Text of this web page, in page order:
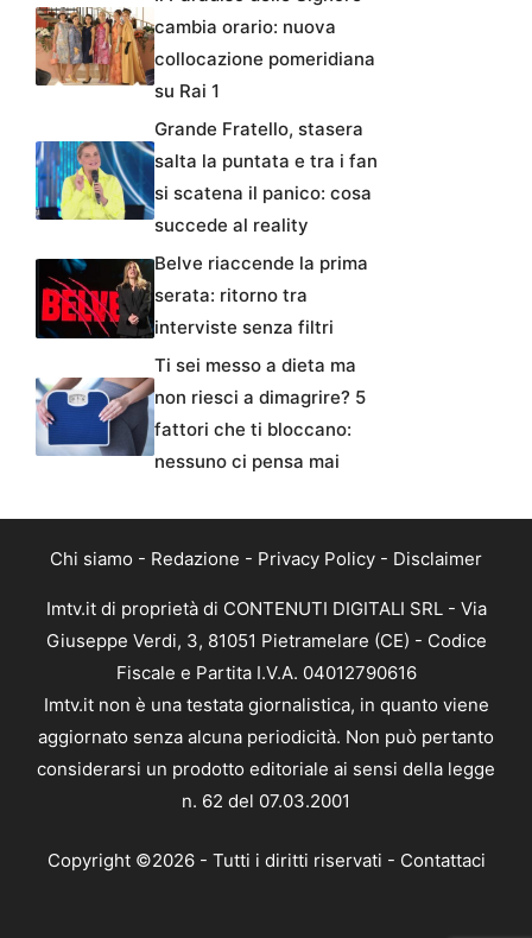
cambia orario: nuova
collocazione pomeridiana
su Rai 1
Grande Fratello, stasera
salta la puntata e tra i fan
si scatena il panico: cosa
succede al reality
Belve riaccende la prima
serata: ritorno tra
interviste senza filtri
Ti sei messo a dieta ma
non riesci a dimagrire? 5
fattori che ti bloccano:
nessuno ci pensa mai
Chi siamo - Redazione - Privacy Policy - Disclaimer
Imtv.it di proprietà di CONTENUTI DIGITALI SRL - Via
Giuseppe Verdi, 3, 81051 Pietramelare (CE) - Codice
Fiscale e Partita I.V.A. 04012790616
Imtv.it non è una testata giornalistica, in quanto viene
aggiornato senza alcuna periodicità. Non può pertanto
considerarsi un prodotto editoriale ai sensi della legge
n. 62 del 07.03.2001
Copyright ©2026 - Tutti i diritti riservati - Contattaci